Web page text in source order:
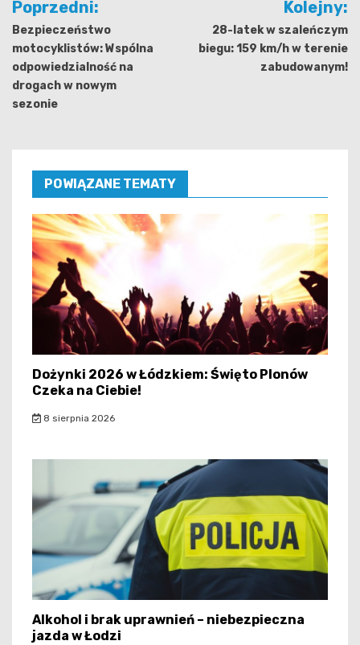
wpisu
Poprzedni:
Bezpieczeństwo
motocyklistów: Wspólna
odpowiedzialność na
drogach w nowym
sezonie
Kolejny:
28-latek w szaleńczym
biegu: 159 km/h w terenie
zabudowanym!
POWIĄZANE TEMATY
Dożynki 2026 w Łódzkiem: Święto Plonów
Czeka na Ciebie!
8 sierpnia 2026
Alkohol i brak uprawnień – niebezpieczna
jazda w Łodzi